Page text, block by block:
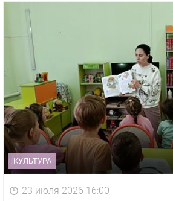
КУЛЬТУРА
23 июля 2026 16:00